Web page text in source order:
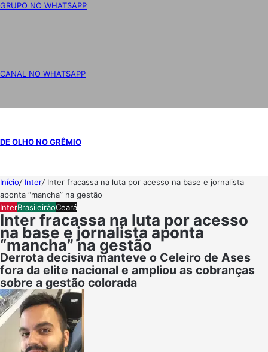
GRUPO NO WHATSAPP
CANAL NO WHATSAPP
DE OLHO NO GRÊMIO
Início/ Inter/ Inter fracassa na luta por acesso na base e jornalista
aponta “mancha” na gestão
InterBrasileirãoCeará
Inter fracassa na luta por acesso
na base e jornalista aponta
“mancha” na gestão
Derrota decisiva manteve o Celeiro de Ases
fora da elite nacional e ampliou as cobranças
sobre a gestão colorada